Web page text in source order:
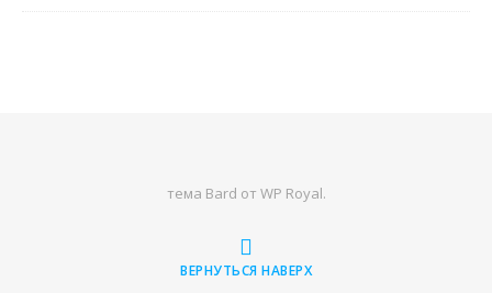
тема Bard от WP Royal.
ВЕРНУТЬСЯ НАВЕРХ